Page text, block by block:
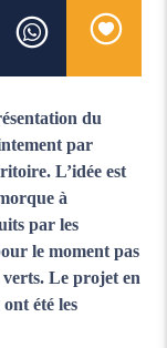
du
par
L’idée est
à
par les
le moment pas
verts. Le projet en
été les